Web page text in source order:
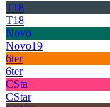
T18
T18
Novo
Novo19
6ter
6ter
CSta
CStar